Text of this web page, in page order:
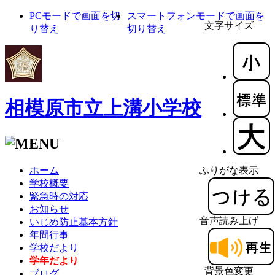
文字サイズ
ふりがな表示
音声読み上げ
背景色変更
PCモードで画面を切
り替え
スマートフォンモードで画面を
切り替え
相模原市立上溝小学校
ホーム
学校概要
緊急時の対応
お知らせ
いじめ防止基本方針
年間行事
学校だより
学年だより